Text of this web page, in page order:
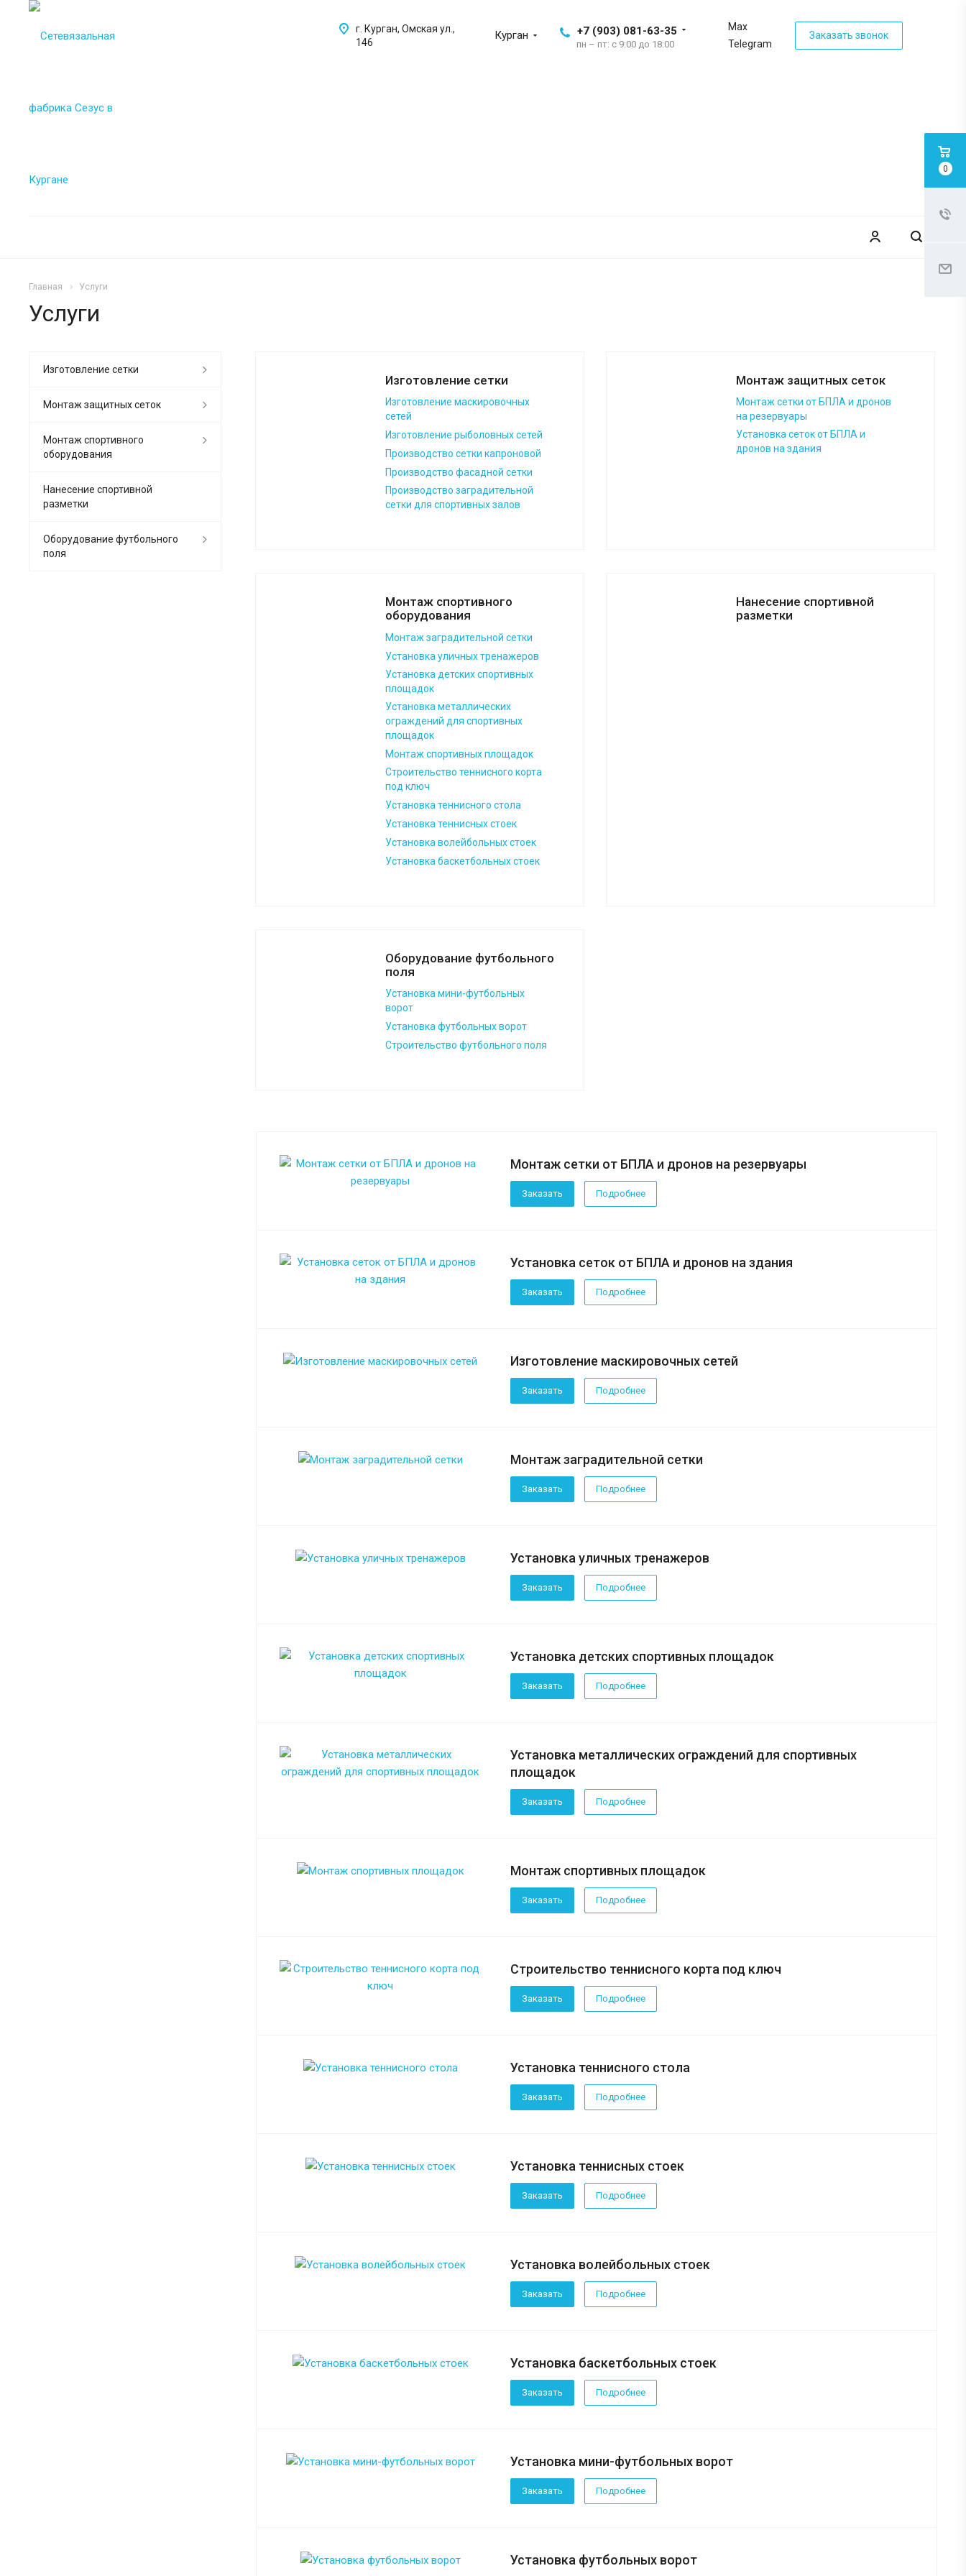
Курган +7 (903) 081-63-35
пн – пт: с 9:00 до 18:00
Max
Telegram
Заказать звонок
г. Курган, Омская ул.,
146
Главная Услуги
Услуги
Изготовление сетки
Изготовление маскировочных
сетей
Изготовление рыболовных сетей
Производство сетки капроновой
Производство фасадной сетки
Производство заградительной
сетки для спортивных залов
Монтаж защитных сеток
Монтаж сетки от БПЛА и дронов
на резервуары
Установка сеток от БПЛА и
дронов на здания
Монтаж спортивного
оборудования
Монтаж заградительной сетки
Установка уличных тренажеров
Установка детских спортивных
площадок
Установка металлических
ограждений для спортивных
площадок
Монтаж спортивных площадок
Строительство теннисного корта
под ключ
Установка теннисного стола
Установка теннисных стоек
Установка волейбольных стоек
Установка баскетбольных стоек
Нанесение спортивной
разметки
Оборудование футбольного
поля
Установка мини-футбольных
ворот
Установка футбольных ворот
Строительство футбольного поля
Монтаж сетки от БПЛА и дронов на резервуары
Заказать Подробнее
Установка сеток от БПЛА и дронов на здания
Заказать Подробнее
Изготовление маскировочных сетей
Заказать Подробнее
Монтаж заградительной сетки
Заказать Подробнее
Установка уличных тренажеров
Заказать Подробнее
Установка детских спортивных площадок
Заказать Подробнее
Установка металлических ограждений для спортивных
площадок
Заказать Подробнее
Монтаж спортивных площадок
Заказать Подробнее
Строительство теннисного корта под ключ
Заказать Подробнее
Установка теннисного стола
Заказать Подробнее
Установка теннисных стоек
Заказать Подробнее
Установка волейбольных стоек
Заказать Подробнее
Установка баскетбольных стоек
Заказать Подробнее
Установка мини-футбольных ворот
Заказать Подробнее
Установка футбольных ворот
Изготовление сетки
Монтаж защитных сеток
Монтаж спортивного
оборудования
Нанесение спортивной
разметки
Оборудование футбольного
поля
0